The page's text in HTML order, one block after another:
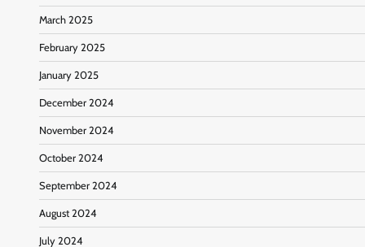
March 2025
February 2025
January 2025
December 2024
November 2024
October 2024
September 2024
August 2024
July 2024